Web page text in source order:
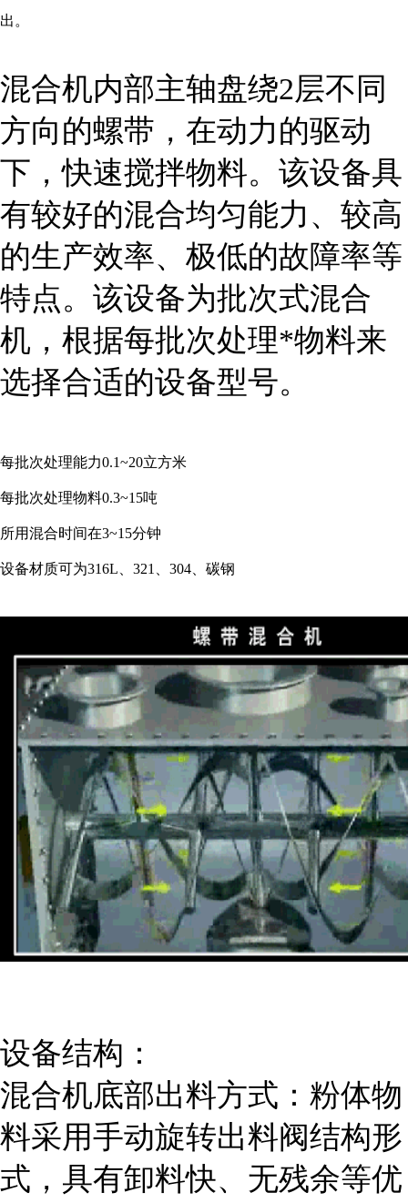
出。
混合机内部主轴盘绕2层不同
方向的螺带，在动力的驱动
下，快速搅拌物料。该设备具
有较好的混合均匀能力、较高
的生产效率、极低的故障率等
特点。该设备为批次式混合
机，根据每批次处理*物料来
选择合适的设备型号。
每批次处理能力0.1~20立方米
每批次处理物料0.3~15吨
所用混合时间在3~15分钟
设备材质可为316L、321、304、碳钢
设备结构：
混合机底部出料方式：粉体物
料采用手动旋转出料阀结构形
式，具有卸料快、无残余等优